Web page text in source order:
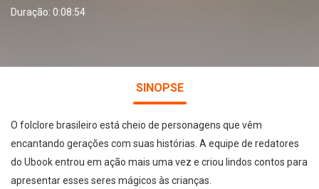
Duração: 0:08:54
SINOPSE
O folclore brasileiro está cheio de personagens que vêm
encantando gerações com suas histórias. A equipe de redatores
do Ubook entrou em ação mais uma vez e criou lindos contos para
apresentar esses seres mágicos às crianças.